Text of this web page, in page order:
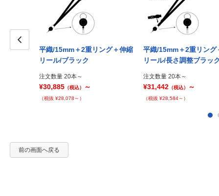
平織/15mm＋2重リング＋伸縮
リール/ブラック
注文数量 20本～
¥30,885 （税込） ～
（税抜 ¥28,078～）
平織/15mm＋2重リング
リール/長さ調整ブラッ
注文数量 20本～
¥31,442 （税込） ～
（税抜 ¥28,584～）
前の画面へ戻る